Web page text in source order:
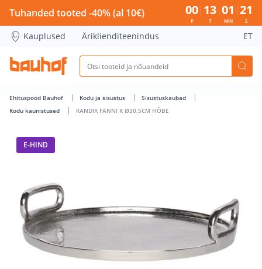
KANDIK FANNI K Ø30,5CM HÕBE - Bauhof has loaded
Tuhanded tooted -40% (al 10€) 00
P
13
T
01
MIN
21
S
Kauplused Äriklienditeenindus ET
Ehituspood Bauhof Kodu ja sisustus
Sisustuskaubad
Kodu kaunistused
KANDIK FANNI K Ø30,5CM HÕBE
E-HIND